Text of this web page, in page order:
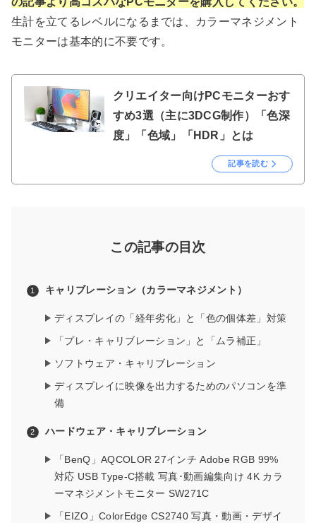
生計を立てるレベルになるまでは、カラーマネジメント
モニターは基本的に不要です。
クリエイター向けPCモニターおす
すめ3選（主に3DCG制作）「色深
度」「色域」「HDR」とは
記事を読む
この記事の目次
キャリブレーション（カラーマネジメント）
ディスプレイの「経年劣化」と「色の個体差」対策
「プレ・キャリブレーション」と「ムラ補正」
ソフトウェア・キャリブレーション
ディスプレイに映像を出力するためのパソコンを準
備
ハードウェア・キャリブレーション
「BenQ」AQCOLOR 27インチ Adobe RGB 99%
対応 USB Type-C搭載 写真･動画編集向け 4K カラ
ーマネジメントモニター SW271C
「EIZO」ColorEdge CS2740 写真・動画・デザイ